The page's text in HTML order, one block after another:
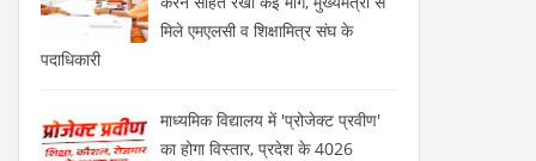
मिले एमएलसी व शिक्षामित्र संघ के
पदाधिकारी
माध्यमिक विद्यालय में 'प्रोजेक्ट प्रवीण'
का होगा विस्तार, प्रदेश के 4026